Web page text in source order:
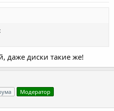
даже диски такие же!
Модератор